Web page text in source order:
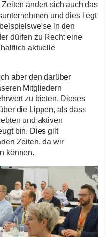
Zeiten ändert sich auch das
und dies liegt
in den
dürfen zu Recht eine
aktuelle
aber den darüber
Mitgliedern
zu bieten. Dieses
die Lippen, als dass
und aktiven
bin. Dies gilt
Zeiten, da wir
können.